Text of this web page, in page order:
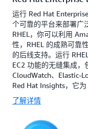
运行 Red Hat
个可靠的平台来部署广
RHEL，你可以利用
性，RHEL 的成熟可靠
的后线支持。运行
EC2 功能的无缝集成
CloudWatch、Elastic-
Red Hat Insights，它为
了解详情